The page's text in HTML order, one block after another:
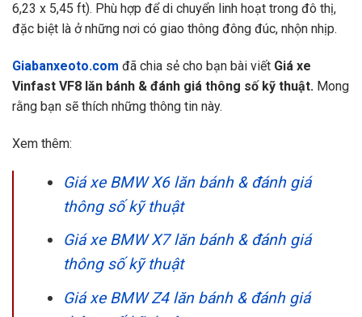
6,23 x 5,45 ft). Phù hợp để di chuyển linh hoạt trong đô thị,
đặc biệt là ở những nơi có giao thông đông đúc, nhộn nhịp.
Giabanxeoto.com đã chia sẻ cho bạn bài viết Giá xe
Vinfast VF8 lăn bánh & đánh giá thông số kỹ thuật. Mong
rằng bạn sẽ thích những thông tin này.
Xem thêm:
Giá xe BMW X6 lăn bánh & đánh giá
thông số kỹ thuật
Giá xe BMW X7 lăn bánh & đánh giá
thông số kỹ thuật
Giá xe BMW Z4 lăn bánh & đánh giá